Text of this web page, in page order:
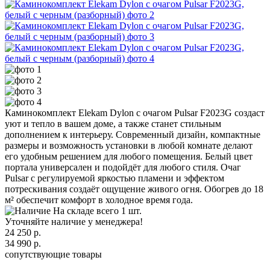
Каминокомплект Elekam Dylon с очагом Pulsar F2023G создаст
уют и тепло в вашем доме, а также станет стильным
дополнением к интерьеру. Современный дизайн, компактные
размеры и возможность установки в любой комнате делают
его удобным решением для любого помещения. Белый цвет
портала универсален и подойдёт для любого стиля. Очаг
Pulsar с регулируемой яркостью пламени и эффектом
потрескивания создаёт ощущение живого огня. Обогрев до 18
м² обеспечит комфорт в холодное время года.
На складе всего 1 шт.
Уточняйте наличие у менеджера!
24 250 р.
34 990 р.
сопутствующие товары